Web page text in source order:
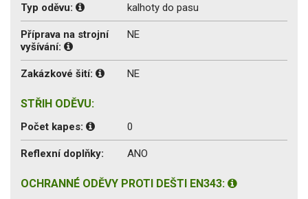
Typ oděvu: kalhoty do pasu
Příprava na strojní
vyšívání:
NE
Zakázkové šití: NE
STŘIH ODĚVU:
Počet kapes: 0
Reflexní doplňky: ANO
OCHRANNÉ ODĚVY PROTI DEŠTI EN343: